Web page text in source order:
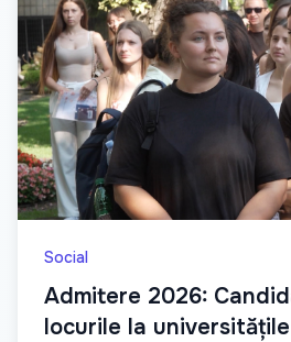
Social
Admitere 2026:
locurile la